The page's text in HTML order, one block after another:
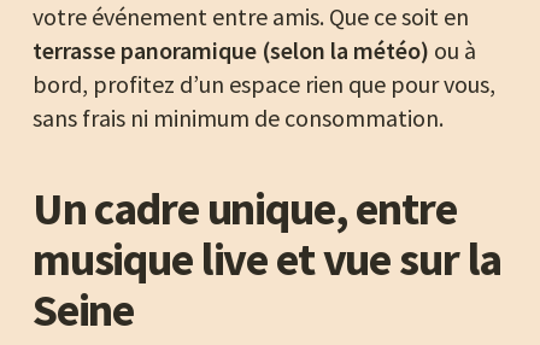
votre événement entre amis. Que ce soit en
terrasse panoramique (selon la météo) ou à
bord, profitez d’un espace rien que pour vous,
sans frais ni minimum de consommation.
Un cadre unique, entre
musique live et vue sur la
Seine